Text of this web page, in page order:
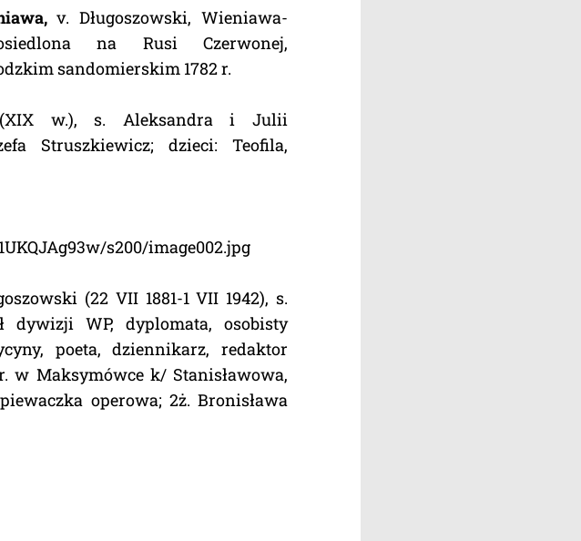
v. Długoszowski, Wieniawa-
na Rusi Czerwonej,
sandomierskim 1782 r.
(XIX w.), s. Aleksandra i Julii
Struszkiewicz; dzieci: Teofila,
s200/image002.jpg
(22 VII 1881-1 VII 1942), s.
dywizji WP, dyplomata, osobisty
poeta, dziennikarz, redaktor
w Maksymówce k/ Stanisławowa,
operowa; 2ż. Bronisława